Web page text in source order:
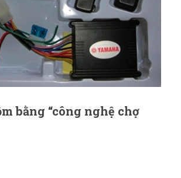
bằng “công nghệ chợ